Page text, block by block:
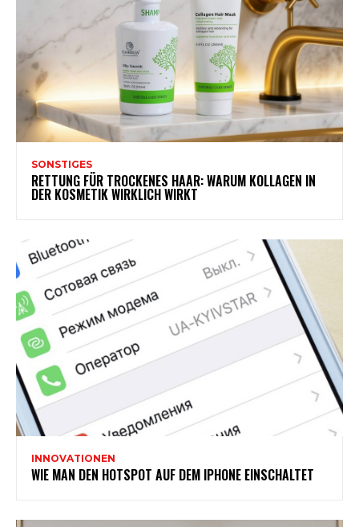
SONSTIGES
RETTUNG FÜR TROCKENES HAAR: WARUM KOLLAGEN IN
DER KOSMETIK WIRKLICH WIRKT
INNOVATIONEN
WIE MAN DEN HOTSPOT AUF DEM IPHONE EINSCHALTET